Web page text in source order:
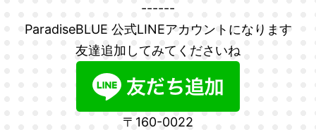
------
ParadiseBLUE 公式LINEアカウントになります
友達追加してみてくださいね
〒160-0022